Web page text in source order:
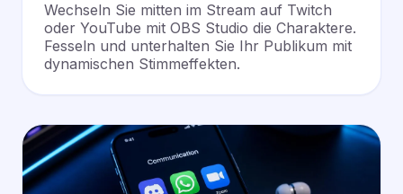
Wechseln Sie mitten im Stream auf Twitch
oder YouTube mit OBS Studio die Charaktere.
Fesseln und unterhalten Sie Ihr Publikum mit
dynamischen Stimmeffekten.